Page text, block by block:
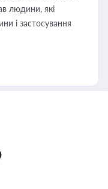
людини, які
і застосування